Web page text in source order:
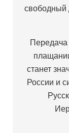
свободный
станет
России и